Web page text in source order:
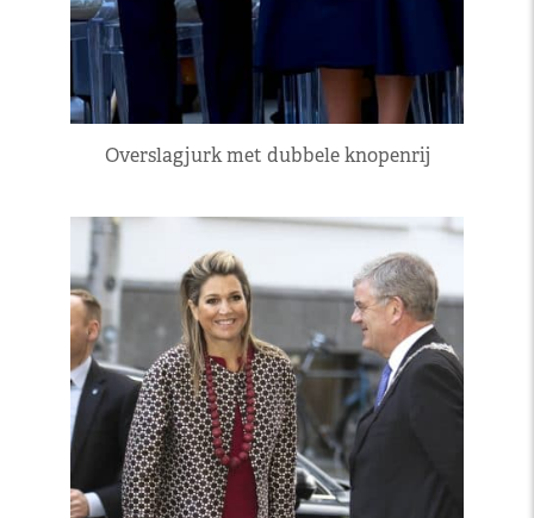
Overslagjurk met dubbele knopenrij